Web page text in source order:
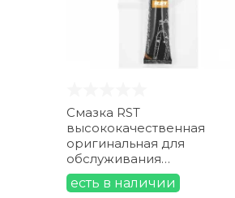
Смазка RST
высококачественная
оригинальная для
обслуживания
амортизационных вилок
50гр
есть в наличии